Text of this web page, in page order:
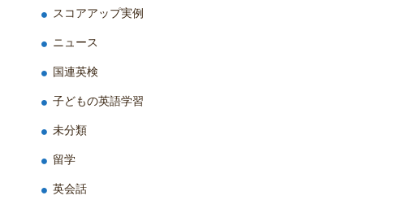
スコアアップ実例
ニュース
国連英検
子どもの英語学習
未分類
留学
英会話